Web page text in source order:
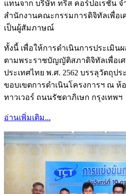
แทนจาก บริษัท ทริส คอร์ปอเรชั่น
สำนักงานคณะกรรมการดิจิทัลเพื่อ
เป็นผู้สัมภาษณ์
ทั้งนี้ เพื่อให้การดำเนินการประเมิ
ตามพระราชบัญญัติสภาดิจิทัลเพื่อเ
ประเทศไทย พ.ศ. 2562 บรรลุวัตถุป
ขอบเขตการดำเนินโครงการฯ ณ ห้
ทาวเวอร์ ถนนรัชดาภิเษก กรุงเทพฯ
อ่านเพิ่มเติม...